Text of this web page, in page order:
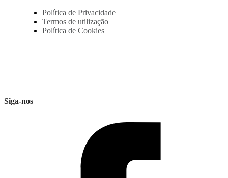
Política de Privacidade
Termos de utilização
Política de Cookies
Siga-nos